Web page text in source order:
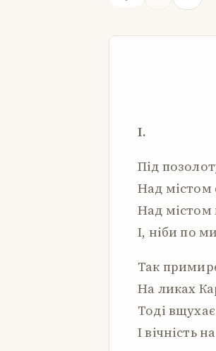
I.
Під
Над містом
Над містом
І, ніби по
Так
На ликах
Тоді
І вічність